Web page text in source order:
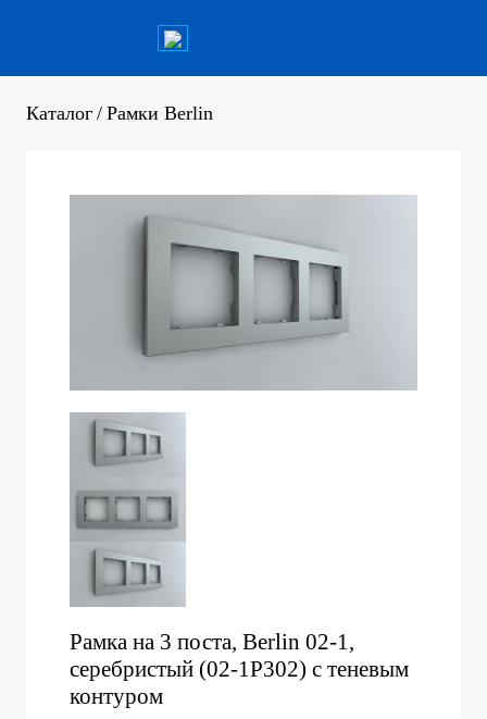
Каталог / Рамки Berlin
Рамка на 3 поста, Berlin 02-1,
серебристый (02-1P302) с теневым
контуром